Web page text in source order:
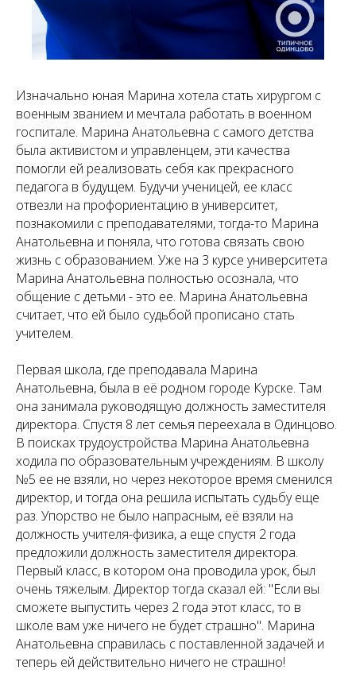
Изначально юная Марина хотела стать хирургом с
военным званием и мечтала работать в военном
госпитале. Марина Анатольевна с самого детства
была активистом и управленцем, эти качества
помогли ей реализовать себя как прекрасного
педагога в будущем. Будучи ученицей, ее класс
отвезли на профориентацию в университет,
познакомили с преподавателями, тогда-то Марина
Анатольевна и поняла, что готова связать свою
жизнь с образованием. Уже на 3 курсе университета
Марина Анатольевна полностью осознала, что
общение с детьми - это ее. Марина Анатольевна
считает, что ей было судьбой прописано стать
учителем.
Первая школа, где преподавала Марина
Анатольевна, была в её родном городе Курске. Там
она занимала руководящую должность заместителя
директора. Спустя 8 лет семья переехала в Одинцово.
В поисках трудоустройства Марина Анатольевна
ходила по образовательным учреждениям. В школу
№5 ее не взяли, но через некоторое время сменился
директор, и тогда она решила испытать судьбу еще
раз. Упорство не было напрасным, её взяли на
должность учителя-физика, а еще спустя 2 года
предложили должность заместителя директора.
Первый класс, в котором она проводила урок, был
очень тяжелым. Директор тогда сказал ей: "Если вы
сможете выпустить через 2 года этот класс, то в
школе вам уже ничего не будет страшно". Марина
Анатольевна справилась с поставленной задачей и
теперь ей действительно ничего не страшно!